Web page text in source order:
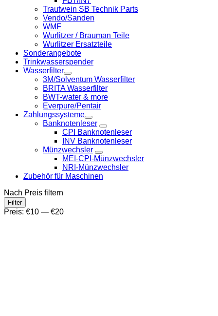
Trautwein SB Technik Parts
Vendo/Sanden
WMF
Wurlitzer / Brauman Teile
Wurlitzer Ersatzteile
Sonderangebote
Trinkwasserspender
Wasserfilter
3M/Solventum Wasserfilter
BRITA Wasserfilter
BWT-water & more
Everpure/Pentair
Zahlungssysteme
Banknotenleser
CPI Banknotenleser
INV Banknotenleser
Münzwechsler
MEI-CPI-Münzwechsler
NRI-Münzwechsler
Zubehör für Maschinen
Nach Preis filtern
Min.
Preis
Max.
Preis
Filter
Preis: €10 — €20